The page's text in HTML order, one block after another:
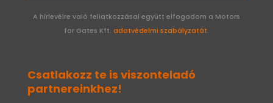
A hírlevélre való feliatkozzásal együtt elfogadom a Motors
for Gates Kft. adatvédelmi szabályzatát.
Csatlakozz te is viszonteladó
partnereinkhez!